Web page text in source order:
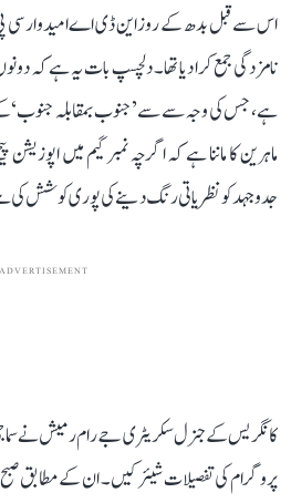
اس سے قبل بدھ کے روز این ڈی اے امیدوار سی
نامزدگی جمع کرا دیا تھا۔ دلچسپ بات یہ ہے کہ
ہے، جس کی وجہ سے سے ’جنوب بمقابلہ جنوب‘ کے
ماہرین کا ماننا ہے کہ اگرچہ نمبر گیم میں
جدوجہد کو نظریاتی رنگ دینے کی پوری کوشش
ADVERTISEMENT
کانگریس کے جنرل سکریٹری جے رام رمیش نے